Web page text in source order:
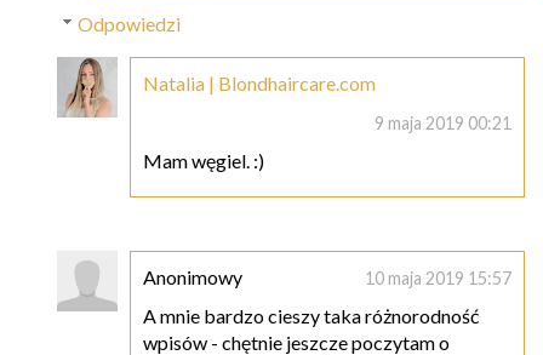
Odpowiedzi
Natalia | Blondhaircare.com
9 maja 2019 00:21
Mam węgiel. :)
Anonimowy 10 maja 2019 15:57
A mnie bardzo cieszy taka różnorodność
wpisów - chętnie jeszcze poczytam o